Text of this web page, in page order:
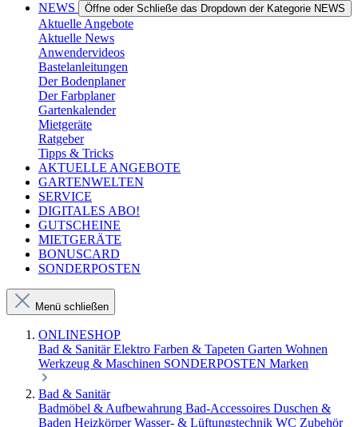
NEWS
Öffne oder Schließe das Dropdown der Kategorie NEWS
Aktuelle Angebote
Aktuelle News
Anwendervideos
Bastelanleitungen
Der Bodenplaner
Der Farbplaner
Gartenkalender
Mietgeräte
Ratgeber
Tipps & Tricks
AKTUELLE ANGEBOTE
GARTENWELTEN
SERVICE
DIGITALES ABO!
GUTSCHEINE
MIETGERÄTE
BONUSCARD
SONDERPOSTEN
Menü schließen
ONLINESHOP
Bad & SanitärElektro Farben & Tapeten Garten Wohnen
Werkzeug & Maschinen SONDERPOSTEN Marken
Bad & Sanitär
Badmöbel & Aufbewahrung Bad-Accessoires Duschen &
Baden HeizkörperWasser- & Lüftungstechnik WC Zubehör